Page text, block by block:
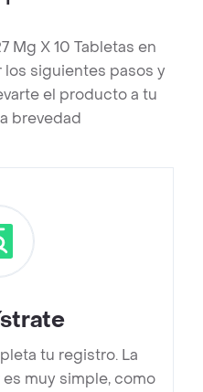
Mg X 10 Tabletas en
siguientes pasos y
el producto a tu
brevedad
tu registro. La
muy simple, como